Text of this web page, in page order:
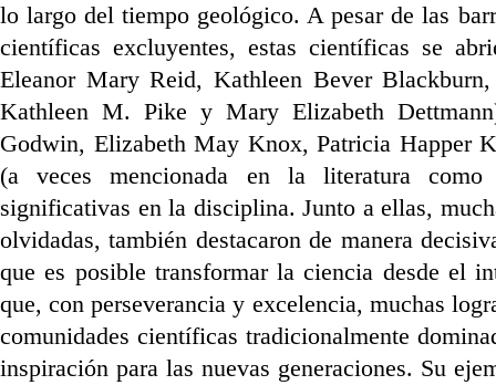
lo largo del tiempo geológico. A pesar de las
científicas excluyentes, estas científicas se
Eleanor Mary Reid, Kathleen Bever
Kathleen M. Pike y Mary Elizabeth
Godwin, Elizabeth May Knox, Patricia Happer
(a veces mencionada en la literatura como
significativas en la disciplina. Junto a ellas,
olvidadas, también destacaron de manera
que es posible transformar la ciencia desde el
que, con perseverancia y excelencia, muchas
comunidades científicas tradicionalmente
inspiración para las nuevas generaciones. Su